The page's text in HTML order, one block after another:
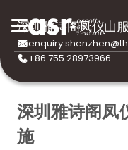
深圳雅诗阁凤仪山
+86 755 28973966
深圳雅诗阁凤
施